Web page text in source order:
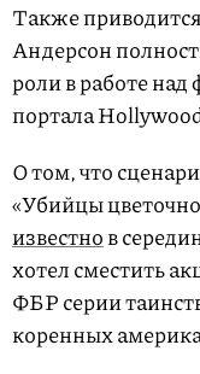
Также
Андерсон
роли в работе
портала
О том, что
«Убийцы
известнов
хотел сместить
ФБР серии
коренных